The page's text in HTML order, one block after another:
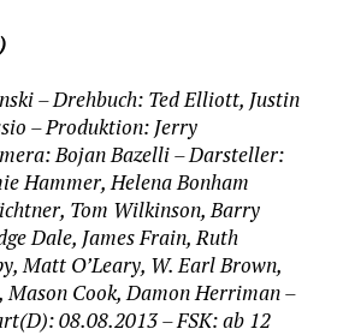
– Drehbuch: Ted Elliott, Justin
– Produktion: Jerry
Bojan Bazelli – Darsteller:
Hammer, Helena Bonham
Tom Wilkinson, Barry
Dale, James Frain, Ruth
Matt O’Leary, W. Earl Brown,
Cook, Damon Herriman –
08.08.2013 – FSK: ab 12